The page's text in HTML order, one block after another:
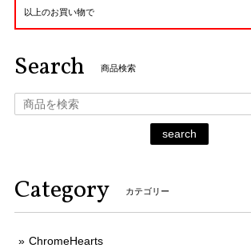
以上のお買い物で
Search 商品検索
search
Category カテゴリー
ChromeHearts